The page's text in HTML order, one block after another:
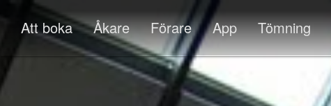
Att boka Åkare Förare App Tömning